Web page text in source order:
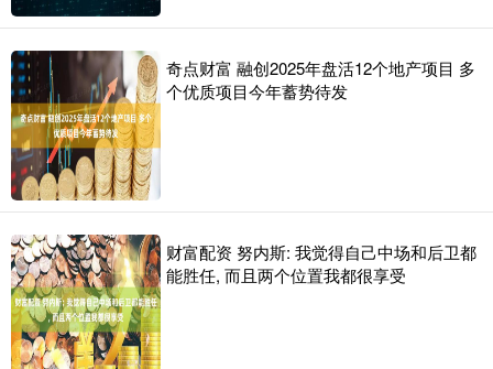
奇点财富 融创2025年盘活12个地产项目 多
个优质项目今年蓄势待发
财富配资 努内斯: 我觉得自己中场和后卫都
能胜任, 而且两个位置我都很享受